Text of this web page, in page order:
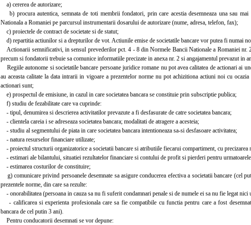
a) cererea de autorizare;
b) procura autentica, semnata de toti membrii fondatori, prin care acestia desemneaza una sau
Nationala a Romaniei pe parcursul instrumentarii dosarului de autorizare (nume, adresa, telefon, fax);
c) proiectele de contract de societate si de statut;
d) repartitia actiunilor si a drepturilor de vot. Actiunile emise de societatile bancare vor putea fi numai
Actionarii semnificativi, in sensul prevederilor pct. 4 - 8 din Normele Bancii Nationale a Romaniei nr.
precum si fondatorii trebuie sa comunice informatiile precizate in anexa nr. 2 si angajamentul prevazut in
Regiile autonome si societatile bancare persoane juridice romane nu pot avea calitatea de actionari ai
au aceasta calitate la data intrarii in vigoare a prezentelor norme nu pot achizitiona actiuni noi cu
actionari sunt;
e) prospectul de emisiune, in cazul in care societatea bancara se constituie prin subscriptie publica;
f) studiu de fezabilitate care va cuprinde:
- tipul, denumirea si descrierea activitatilor prevazute a fi desfasurate de catre societatea bancara;
- clientela careia i se adreseaza societatea bancara; modalitati de atragere a acesteia;
- studiu al segmentului de piata in care societatea bancara intentioneaza sa-si desfasoare activitatea;
- natura resurselor financiare utilizate;
- proiectul structurii organizatorice a societatii bancare si atributiile fiecarui compartiment, cu
- estimari ale bilantului, situatiei rezultatelor financiare si contului de profit si pierderi pentru
- estimarea costurilor de constituire;
g) comunicare privind persoanele desemnate sa asigure conducerea efectiva a societatii bancare (cel
prezentele norme, din care sa rezulte:
- onorabilitatea (persoana in cauza sa nu fi suferit condamnari penale si de numele ei sa nu fie legat nici
- calificarea si experienta profesionala care sa fie compatibile cu functia pentru care a fost
bancara de cel putin 3 ani).
Pentru conducatorii desemnati se vor depune: